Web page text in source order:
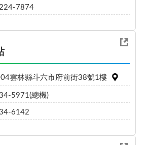
7874
雲林縣斗六市府前街38號1樓
5971(總機)
6142